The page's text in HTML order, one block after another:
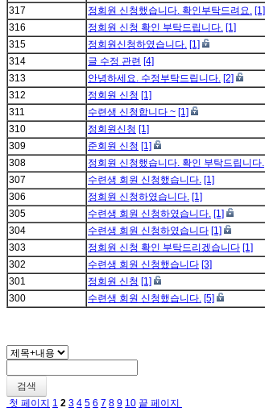
317
정회원 신청했습니다. 확인부탁드려요. [1]
316
정회원 신청 확인 부탁드립니다. [1]
315
정회원신청하였습니다. [1]
314
글 수정 관련 [4]
313
안녕하세요. 수정부탁드립니다. [2]
312
정회원 신청 [1]
311
수련생 신청합니다 ~ [1]
310
정회원신청 [1]
309
준회원 신청 [1]
308
정회원 신청했습니다. 확인 부탁드립니다.
307
수련생 회원 신청했습니다. [1]
306
정회원 신청하였습니다. [1]
305
수련생 회원 신청하였습니다. [1]
304
수련생 회원 신청하였습니다 [1]
303
정회원 신청 확인 부탁드리겠습니다 [1]
302
수련생 회원 신청했습니다 [3]
301
정회원 신청 [1]
300
수련생 회원 신청했습니다. [5]
검색
첫 페이지 1 2 3 4 5 6 7 8 9 10 끝 페이지